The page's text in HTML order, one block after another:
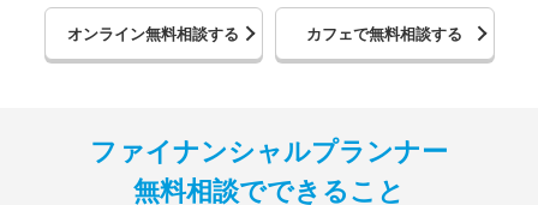
オンライン無料相談する カフェで無料相談する
ファイナンシャルプランナー
無料相談でできること